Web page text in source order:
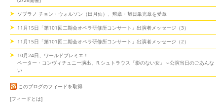
ソプラノ チョン・ウォルソン（田月仙）、勲章・旭日単光章を受章
11月15日「第101回二期会オペラ研修所コンサート」出演者メッセージ（3）
11月15日「第101回二期会オペラ研修所コンサート」出演者メッセージ（2）
10月24日、ワールドプレミエ！
ペーター・コンヴィチュニー演出、R.シュトラウス『影のない女』～公演当日のごあんな
い
このブログのフィードを取得
[フィードとは]